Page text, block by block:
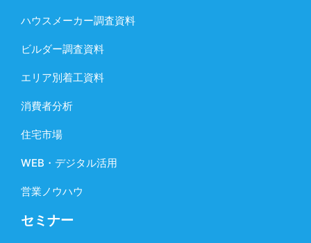
ハウスメーカー調査資料
ビルダー調査資料
エリア別着工資料
消費者分析
住宅市場
WEB・デジタル活用
営業ノウハウ
セミナー